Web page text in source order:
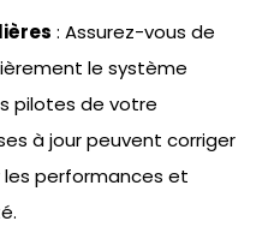
: Assurez-vous de
le système
pilotes de votre
à jour peuvent corriger
les performances et